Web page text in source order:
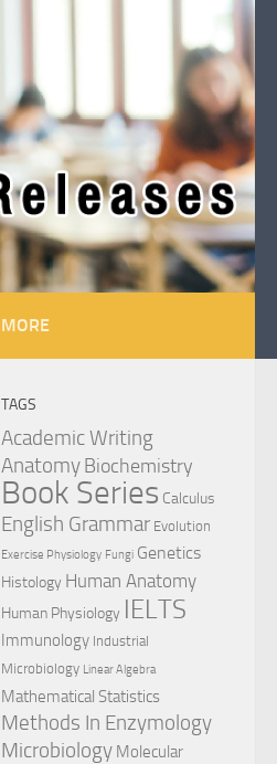
MORE
TAGS
Academic Writing
AnatomyBiochemistry
Book Series Calculus
English Grammar Evolution
Exercise Physiology Fungi Genetics
Histology Human Anatomy
Human Physiology IELTS
Immunology Industrial
Microbiology Linear Algebra
Mathematical Statistics
Methods In Enzymology
Microbiology Molecular